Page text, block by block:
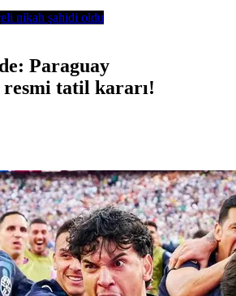
nikah şahidi oldu
Paraguay
tatil kararı!